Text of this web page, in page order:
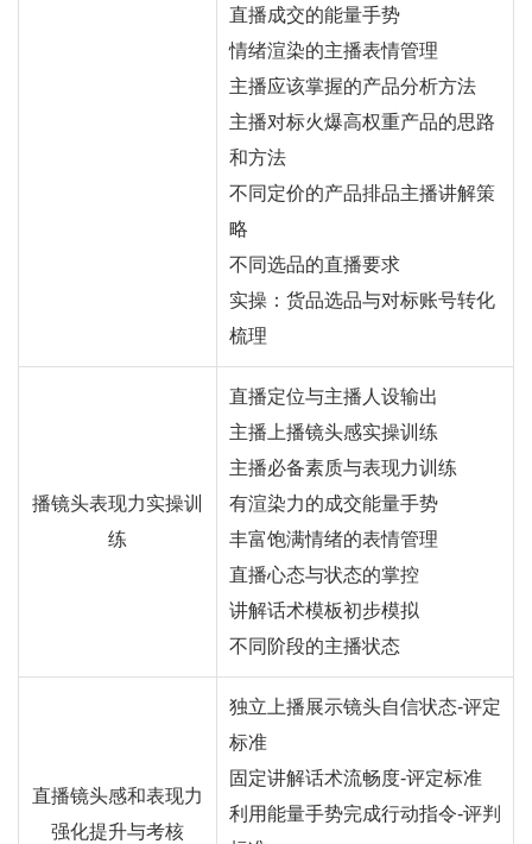
直播成交的能量手势
情绪渲染的主播表情管理
主播应该掌握的产品分析方法
主播对标火爆高权重产品的思路
和方法
不同定价的产品排品主播讲解策
略
不同选品的直播要求
实操：货品选品与对标账号转化
梳理
播镜头表现力实操训
练
直播定位与主播人设输出
主播上播镜头感实操训练
主播必备素质与表现力训练
有渲染力的成交能量手势
丰富饱满情绪的表情管理
直播心态与状态的掌控
讲解话术模板初步模拟
不同阶段的主播状态
直播镜头感和表现力
强化提升与考核
独立上播展示镜头自信状态-评定
标准
固定讲解话术流畅度-评定标准
利用能量手势完成行动指令-评判